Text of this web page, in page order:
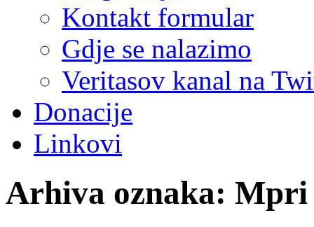
Kontakt formular
Gdje se nalazimo
Veritasov kanal na
Donacije
Linkovi
Arhiva oznaka: Mpri